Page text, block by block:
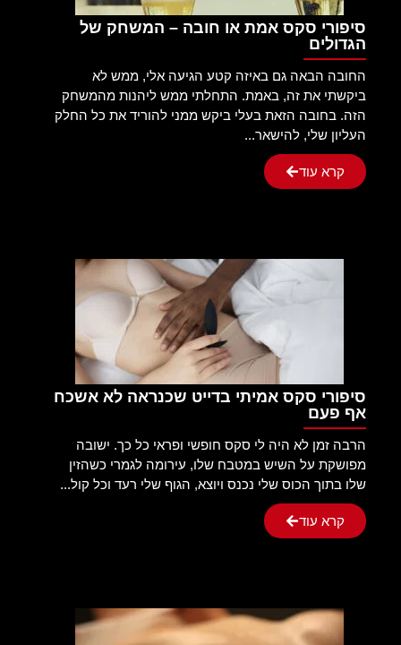
סיפורי סקס אמת או חובה – המשחק של
הגדולים
החובה הבאה גם באיזה קטע הגיעה אלי, ממש לא
ביקשתי את זה, באמת. התחלתי ממש ליהנות מהמשחק
הזה. בחובה הזאת בעלי ביקש ממני להוריד את כל החלק
העליון שלי, להישאר...
קרא עוד
סיפורי סקס אמיתי בדייט שכנראה לא אשכח
אף פעם
הרבה זמן לא היה לי סקס חופשי ופראי כל כך. ישובה
מפושקת על השיש במטבח שלו, עירומה לגמרי כשהזין
שלו בתוך הכוס שלי נכנס ויוצא, הגוף שלי רעד וכל קול...
קרא עוד